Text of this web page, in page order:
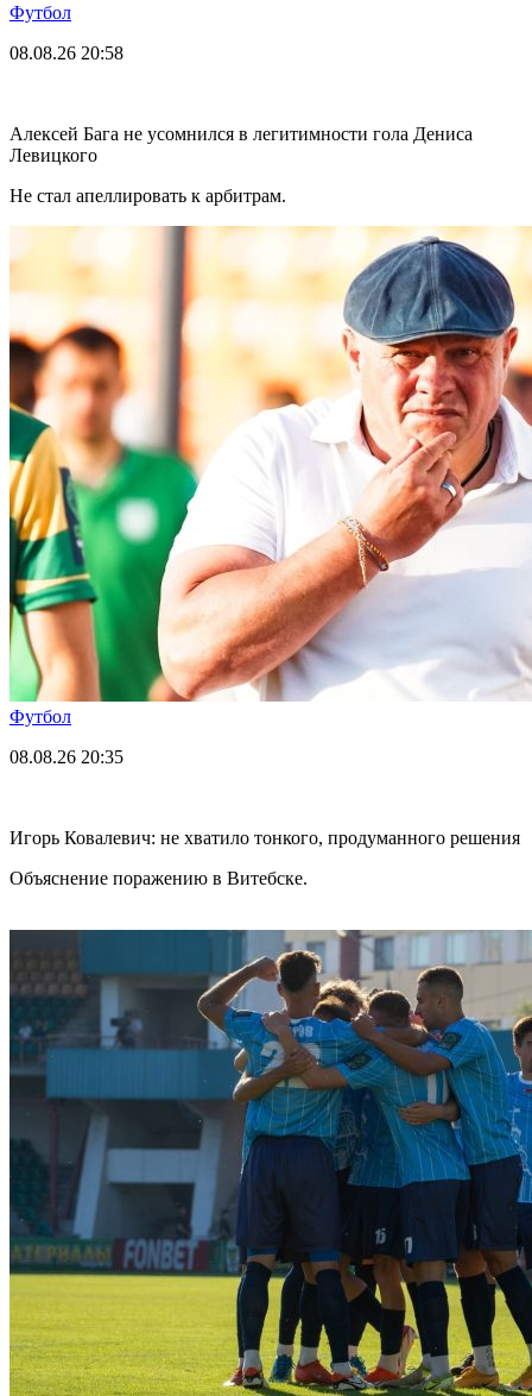
Футбол
08.08.26 20:58
Алексей Бага не усомнился в легитимности гола Дениса
Левицкого
Не стал апеллировать к арбитрам.
Футбол
08.08.26 20:35
Игорь Ковалевич: не хватило тонкого, продуманного решения
Объяснение поражению в Витебске.